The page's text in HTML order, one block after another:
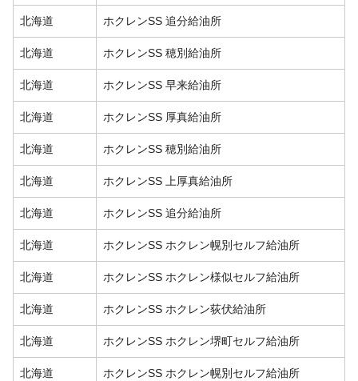
北海道 ホクレンSS 追分給油所
北海道 ホクレンSS 穂別給油所
北海道 ホクレンSS 早来給油所
北海道 ホクレンSS 厚真給油所
北海道 ホクレンSS 穂別給油所
北海道 ホクレンSS 上厚真給油所
北海道 ホクレンSS 追分給油所
北海道 ホクレンSS ホクレン幌別セルフ給油所
北海道 ホクレンSS ホクレン様似セルフ給油所
北海道 ホクレンSS ホクレン荻伏給油所
北海道 ホクレンSS ホクレン堺町セルフ給油所
北海道 ホクレンSS ホクレン幌別セルフ給油所